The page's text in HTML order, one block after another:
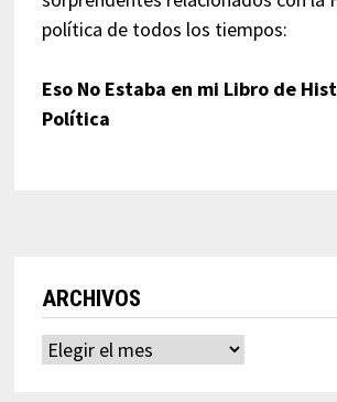
política de todos los tiempos:
Eso No Estaba en mi Libro de
Política
ARCHIVOS
Archivos